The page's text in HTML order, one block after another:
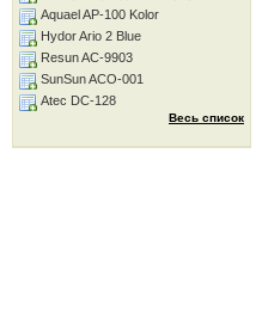
Aquael AP-100 Kolor
Hydor Ario 2 Blue
Resun AC-9903
SunSun ACO-001
Atec DC-128
Весь список